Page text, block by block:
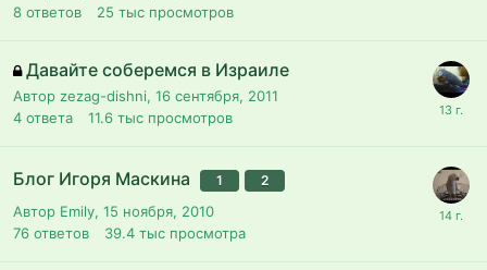
8 ответов 25 тыс просмотров
Давайте соберемся в Израиле
Автор zezag-dishni, 16 сентября, 2011
4 ответа 11.6 тыс просмотров
Блог Игоря Маскина 1 2
Автор Emily, 15 ноября, 2010
76 ответов 39.4 тыс просмотра